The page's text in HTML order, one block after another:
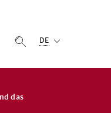
Suche einblenden
DE
das